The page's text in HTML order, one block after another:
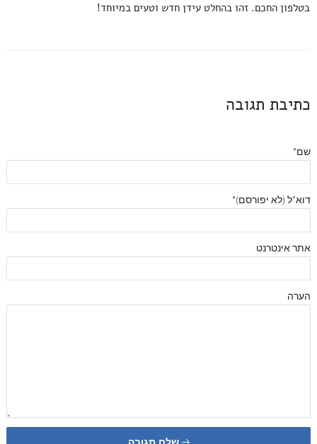
בטלפון החכם. זהו בהחלט עידן חדש וטעים במיוחד!
כתיבת תגובה
שם*
דוא"ל (לא יפורסם)*
אתר אינטרנט
הערה